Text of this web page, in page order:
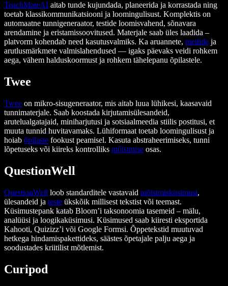
TeachMateAI aitab tunde kujundada, planeerida ja korrastada ning
toetab klassikommunikatsiooni ja loomingulisust. Komplektis on
automaatne tunnigeneraator, testide loomisvahend, sõnavara
arendamine ja eristamissoovitused. Materjale saab üles laadida –
platvorm kohendab need kasutusvalmiks. Ka aruannete, meilide ja
arutlusmärkmete valmislahendused — igaks päevaks veidi rohkem
aega, vähem halduskoormust ja rohkem tähelepanu õpilastele.
Twee
Twee on mikro-sisugeneraator, mis aitab luua lühikesi, kaasavaid
tunnimaterjale. Saab koostada kirjutamisülesandeid,
arutelualgatajaid, miniharjutusi ja sotsiaalmeedia stiilis postitusi, et
muuta tunnid huvitavamaks. Lühiformaat toetab loomingulisust ja
hoiab õpilaste fookust peamisel. Kasuta abstraheerimiseks, tunni
lõpetuseks või kiireks kontrolliks mõistmise osas.
QuestionWell
QuestionWell loob standarditele vastavaid mõistmisküsimusi,
ülesandeid ja teste ükskõik millisest tekstist või teemast.
Küsimustepank katab Bloom’i taksonoomia tasemeid – mälu,
analüüsi ja loogikaküsimusi. Küsimused saab kiiresti eksportida
Kahooti, Quizizz’i või Google Formsi. Õppetekstid muutuvad
hetkega hindamispakettideks, säästes õpetajale palju aega ja
soodustades kriitilist mõtlemist.
Curipod